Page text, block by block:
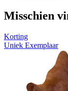
Misschien
Korting
Uniek Exemplaar